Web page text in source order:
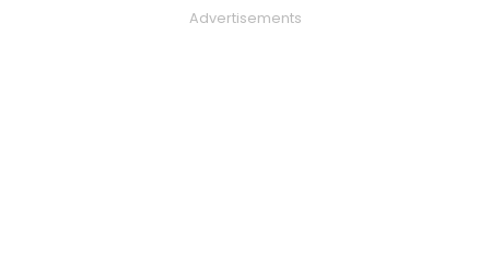
Advertisements